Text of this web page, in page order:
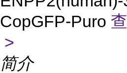
CopGFP-Puro
>
简介